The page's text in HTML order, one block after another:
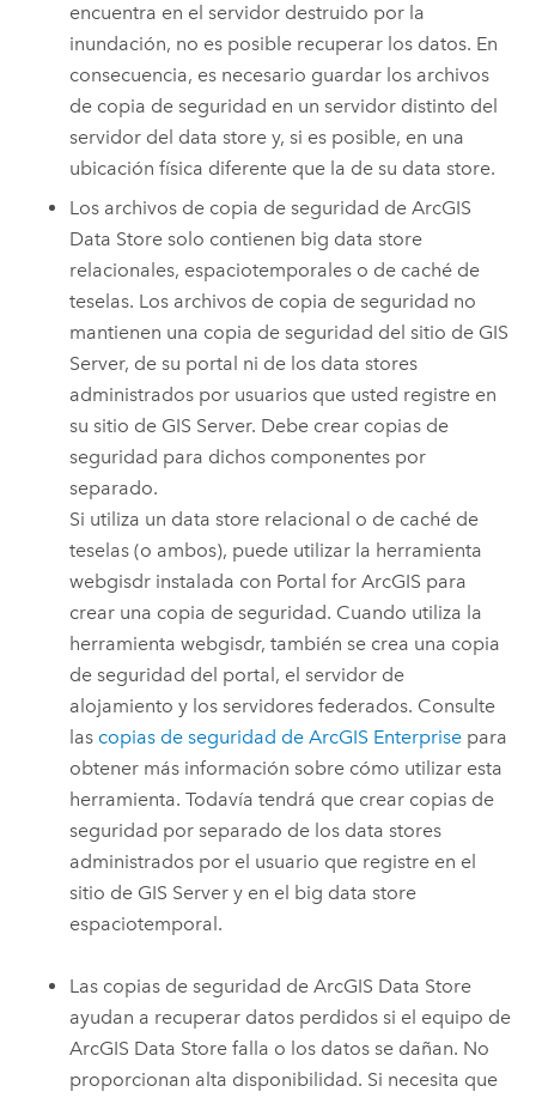
encuentra en el servidor destruido por la
inundación, no es posible recuperar los datos. En
consecuencia, es necesario guardar los archivos
de copia de seguridad en un servidor distinto del
servidor del data store y, si es posible, en una
ubicación física diferente que la de su data store.
Los archivos de copia de seguridad deArcGIS
Data Store solo contienen big data store
relacionales, espaciotemporales o de caché de
teselas. Los archivos de copia de seguridad no
mantienen una copia de seguridad del sitio de GIS
Server, de su portal ni de los data stores
administrados por usuarios que usted registre en
su sitio de GIS Server. Debe crear copias de
seguridad para dichos componentes por
separado.
Si utiliza un data store relacional o de caché de
teselas (o ambos), puede utilizar la herramienta
webgisdr instalada con Portal for ArcGIS para
crear una copia de seguridad. Cuando utiliza la
herramienta webgisdr, también se crea una copia
de seguridad del portal, el servidor de
alojamiento y los servidores federados. Consulte
las copias de seguridad deArcGIS Enterprise para
obtener más información sobre cómo utilizar esta
herramienta. Todavía tendrá que crear copias de
seguridad por separado de los data stores
administrados por el usuario que registre en el
sitio de GIS Server y en el big data store
espaciotemporal.
Las copias de seguridad deArcGIS Data Store
ayudan a recuperar datos perdidos si el equipo de
ArcGIS Data Store falla o los datos se dañan. No
proporcionan alta disponibilidad. Si necesita que